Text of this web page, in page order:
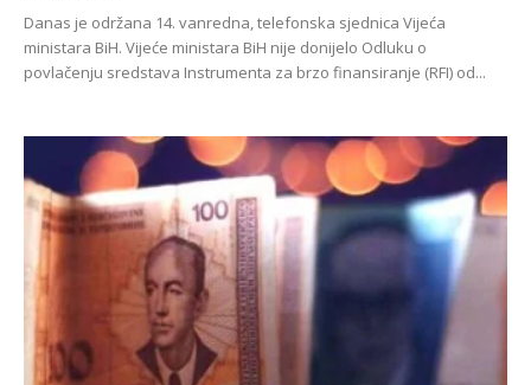
Danas je održana 14. vanredna, telefonska sjednica Vijeća
ministara BiH. Vijeće ministara BiH nije donijelo Odluku o
povlačenju sredstava Instrumenta za brzo finansiranje (RFI) od...